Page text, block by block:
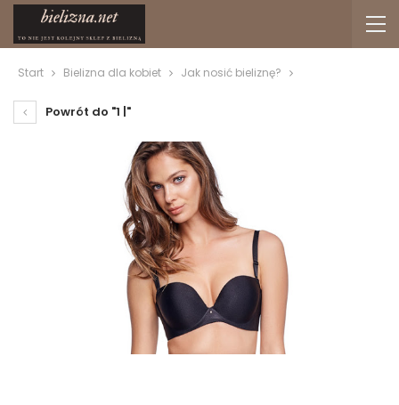
Start Bielizna dla kobiet Jak nosić bieliznę?
Powrót do "1 |"